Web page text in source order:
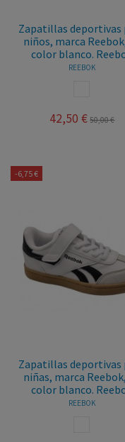
Zapatillas deportivas
niños, marca
color blanco.
REEBOK
42,50 € 50,00 €
-6,75 €
Zapatillas deportivas
niñas, marca
color blanco.
REEBOK